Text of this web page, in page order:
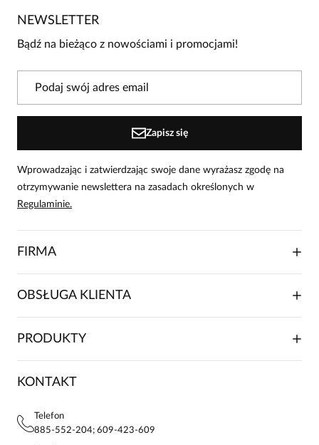
Bądź pierwszą osobą, która podzieli się opinią o tym
W naszej witrynie opinie mogą dodawać tylko
NEWSLETTER
Bądź na bieżąco z nowościami i promocjami!
Zapisz się
Wprowadzając i zatwierdzając swoje dane wyrażasz zgodę na
otrzymywanie newslettera na zasadach określonych w
Regulaminie.
FIRMA
O NAS
FRANCZYZA
KONTAKTY
OBSŁUGA KLIENTA
SKŁADANIE ZAMÓWIENIA
FAQ
POLITYKA PRYWATNOŚCI
STREFA STAŁEGO KLIENTA
PRODUKTY
SUKIENKI
KOSZULE DAMSKIE
KONTAKT
Telefon
885-552-204; 609-423-609